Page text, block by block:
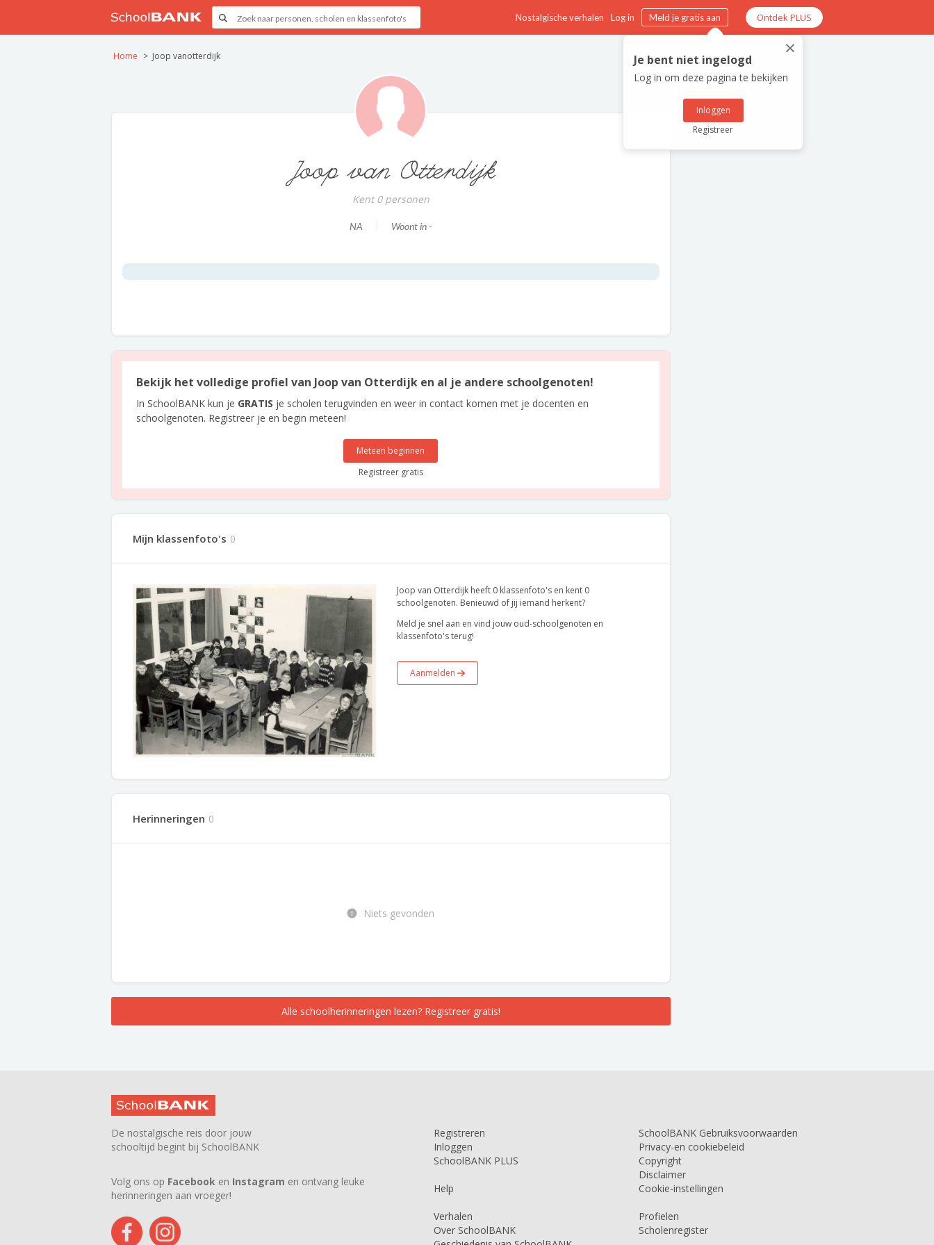
Nostalgische verhalen Log in Meld je gratis aan Ontdek PLUS
×
Je bent niet ingelogd
Log in om deze pagina te bekijken
Inloggen
Registreer
Home Joop vanotterdijk
Joop van Otterdijk
Kent 0 personen
NA Woont in -
Bekijk het volledige profiel van Joop van Otterdijk en al je andere schoolgenoten!
In SchoolBANK kun je GRATIS je scholen terugvinden en weer in contact komen met je docenten en
schoolgenoten. Registreer je en begin meteen!
Meteen beginnen
Registreer gratis
Mijn klassenfoto's 0
Joop van Otterdijk heeft 0 klassenfoto's en kent 0
schoolgenoten. Benieuwd of jij iemand herkent?
Meld je snel aan en vind jouw oud-schoolgenoten en
klassenfoto's terug!
Aanmelden
Herinneringen 0
Niets gevonden
Alle schoolherinneringen lezen? Registreer gratis!
De nostalgische reis door jouw
schooltijd begint bij SchoolBANK
Volg ons op Facebook en Instagram en ontvang leuke
herinneringen aan vroeger!
Registreren
Inloggen
SchoolBANK PLUS
Help
Verhalen
Over SchoolBANK
SchoolBANK Gebruiksvoorwaarden
Privacy-en cookiebeleid
Copyright
Disclaimer
Cookie-instellingen
Profielen
Scholenregister